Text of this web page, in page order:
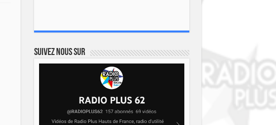
Suivez nous sur